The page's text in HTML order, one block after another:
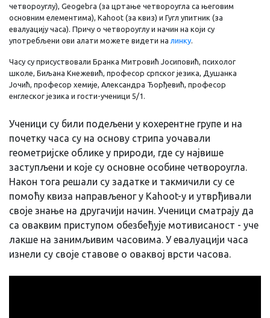
четвороуглу), Geogebra (за цртање четвороугла са његовим
основним елементима), Kahoot (за квиз) и Гугл упитник (за
евалуацију часа). Причу о четвороуглу и начин на који су
употребљени ови алати можете видети на линку.
Часу су присуствовали Бранка Митровић Јосиповић, психолог
школе, Биљана Кнежевић, професор српског језика, Душанка
Јочић, професор хемије, Александра Ђорђевић, професор
енглеског језика и гости-ученици 5/1.
Ученици су били подељени у кохерентне групе и на
почетку часа су на основу стрипа уочавали
геометријске облике у природи, где су највише
заступљени и које су основне особине четвороугла.
Након тога решали су задатке и такмичили су се
помоћу квиза направљеног у Kahoot-у и утврђивали
своје знање на другачији начин. Ученици сматрају да
са оваквим приступом обезбеђује мотивисаност - уче
лакше на занимљивим часовима. У евалуацији часа
изнели су своје ставове о оваквој врсти часова.